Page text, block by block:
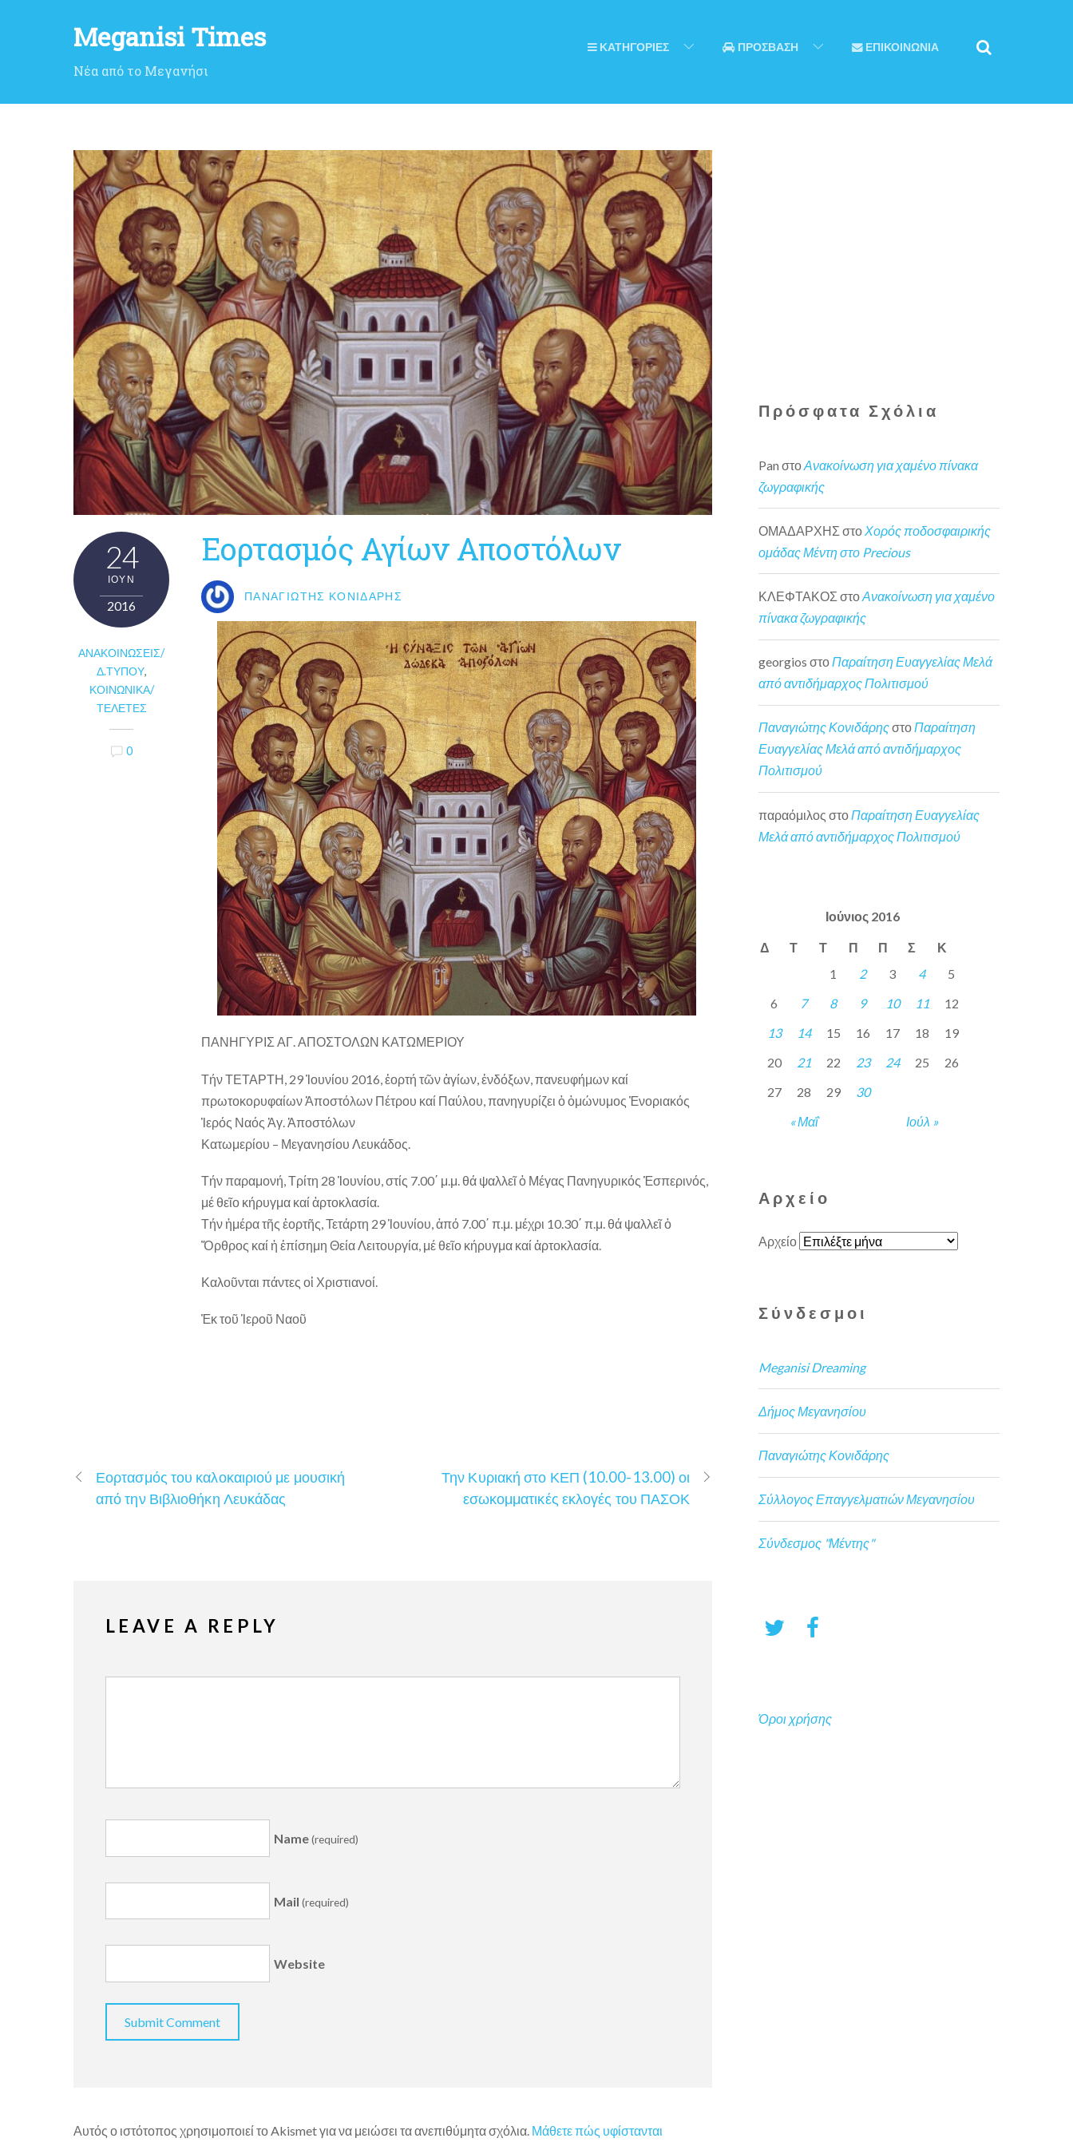
Meganisi Times
Νέα από το Μεγανήσι
ΚΑΤΗΓΟΡΙΕΣ ΠΡΟΣΒΑΣΗ ΕΠΙΚΟΙΝΩΝΙΑ
24
ΙΟΎΝ
2016
ΑΝΑΚΟΙΝΏΣΕΙΣ/
Δ.ΤΎΠΟΥ,
ΚΟΙΝΩΝΙΚΆ/
ΤΕΛΕΤΈΣ
0
Εορτασμός Αγίων Αποστόλων
ΠΑΝΑΓΙΏΤΗΣ ΚΟΝΙΔΆΡΗΣ
ΠΑΝΗΓΥΡΙΣ ΑΓ. ΑΠΟΣΤΟΛΩΝ ΚΑΤΩΜΕΡΙΟΥ
Τήν ΤΕΤΑΡΤΗ, 29 Ἰουνίου 2016, ἑορτή τῶν ἁγίων, ἐνδόξων, πανευφήμων καί
πρωτοκορυφαίων Ἀποστόλων Πέτρου καί Παύλου, πανηγυρίζει ὁ ὁμώνυμος Ἐνοριακός
Ἱερός Ναός Ἁγ. Ἀποστόλων
Κατωμερίου – Μεγανησίου Λευκάδος.
Τήν παραμονή, Τρίτη 28 Ἰουνίου, στίς 7.00΄ μ.μ. θά ψαλλεῖ ὁ Μέγας Πανηγυρικός Ἐσπερινός,
μέ θεῖο κήρυγμα καί ἀρτοκλασία.
Τήν ἡμέρα τῆς ἐορτῆς, Τετάρτη 29 Ἰουνίου, ἀπό 7.00΄ π.μ. μέχρι 10.30΄ π.μ. θά ψαλλεῖ ὁ
Ὅρθρος καί ἡ ἐπίσημη Θεία Λειτουργία, μέ θεῖο κήρυγμα καί ἀρτοκλασία.
Καλοῦνται πάντες οἱ Χριστιανοί.
Ἐκ τοῦ Ἱεροῦ Ναοῦ
Εορτασμός του καλοκαιριού με μουσική
από την Βιβλιοθήκη Λευκάδας
Την Κυριακή στο ΚΕΠ (10.00-13.00) οι
εσωκομματικές εκλογές του ΠΑΣΟΚ
LEAVE A REPLY
Name(required)
Mail(required)
Website
Αυτός ο ιστότοπος χρησιμοποιεί το Akismet για να μειώσει τα ανεπιθύμητα σχόλια. Μάθετε πώς υφίστανται
Πρόσφατα Σχόλια
Pan στοΑνακοίνωση για χαμένο πίνακα
ζωγραφικής
ΟΜΑΔΑΡΧΗΣ στο Χορός ποδοσφαιρικής
ομάδας Μέντη στο Precious
ΚΛΕΦΤΑΚΟΣ στοΑνακοίνωση για χαμένο
πίνακα ζωγραφικής
georgios στοΠαραίτηση Ευαγγελίας Μελά
από αντιδήμαρχος Πολιτισμού
Παναγιώτης ΚονιδάρηςστοΠαραίτηση
Ευαγγελίας Μελά από αντιδήμαρχος
Πολιτισμού
παραόμιλος στο Παραίτηση Ευαγγελίας
Μελά από αντιδήμαρχος Πολιτισμού
Ιούνιος 2016
Δ Τ Τ Π Π Σ Κ
« Μαΐ Ιούλ »
1 2 3 4
5
6
7 8 9 10 11
12
13
14 15 16 17 18
19
20
21 22 23 24 25
26
27
28 29 30
Αρχείο
Αρχείο
Σύνδεσμοι
Meganisi Dreaming
Δήμος Μεγανησίου
Παναγιώτης Κονιδάρης
Σύλλογος Επαγγελματιών Μεγανησίου
Σύνδεσμος "Μέντης"
Όροι χρήσης